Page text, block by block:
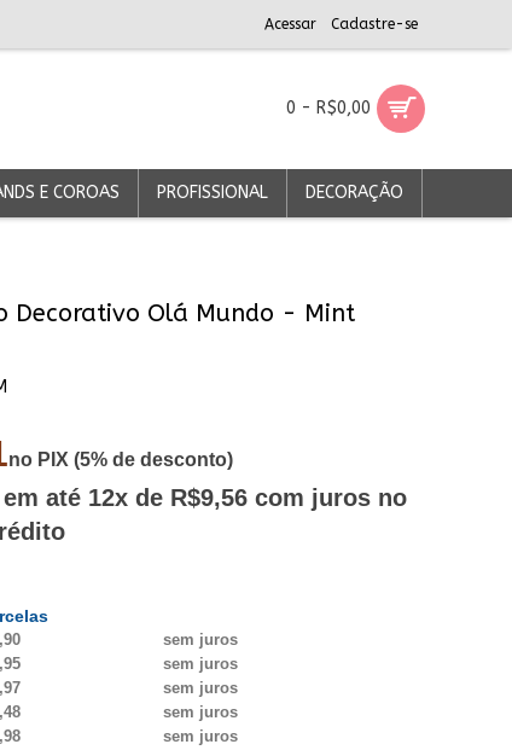
Acessar Cadastre-se
0 - R$0,00
E COROAS PROFISSIONAL DECORAÇÃO
Decorativo Olá Mundo - Mint
no PIX (5% de desconto)
em até 12x de R$9,56 com juros no
sem juros
sem juros
sem juros
sem juros
sem juros